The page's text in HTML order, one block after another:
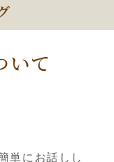
いて
単にお話しし